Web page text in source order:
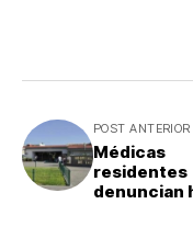
POST ANTERIOR
Médicas
residentes
denuncian